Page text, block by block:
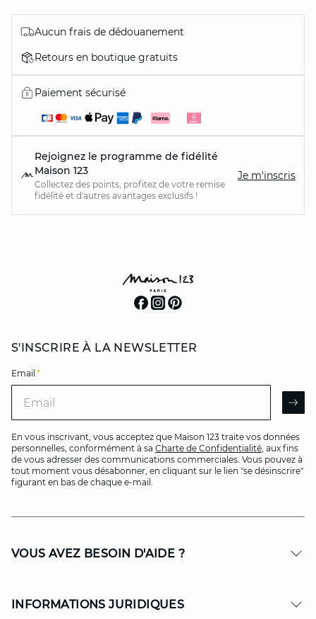
Aucun frais de dédouanement
Retours en boutique gratuits
Paiement sécurisé
Rejoignez le programme de fidélité
Maison 123
Collectez des points, profitez de votre remise
fidélité et d'autres avantages exclusifs !
Je m'inscris
S'INSCRIRE À LA NEWSLETTER
Email *
En vous inscrivant, vous acceptez que Maison 123 traite vos données
personnelles, conformément à sa Charte de Confidentialité, aux fins
de vous adresser des communications commerciales. Vous pouvez à
tout moment vous désabonner, en cliquant sur le lien "se désinscrire"
figurant en bas de chaque e-mail.
VOUS AVEZ BESOIN D'AIDE ?
INFORMATIONS JURIDIQUES